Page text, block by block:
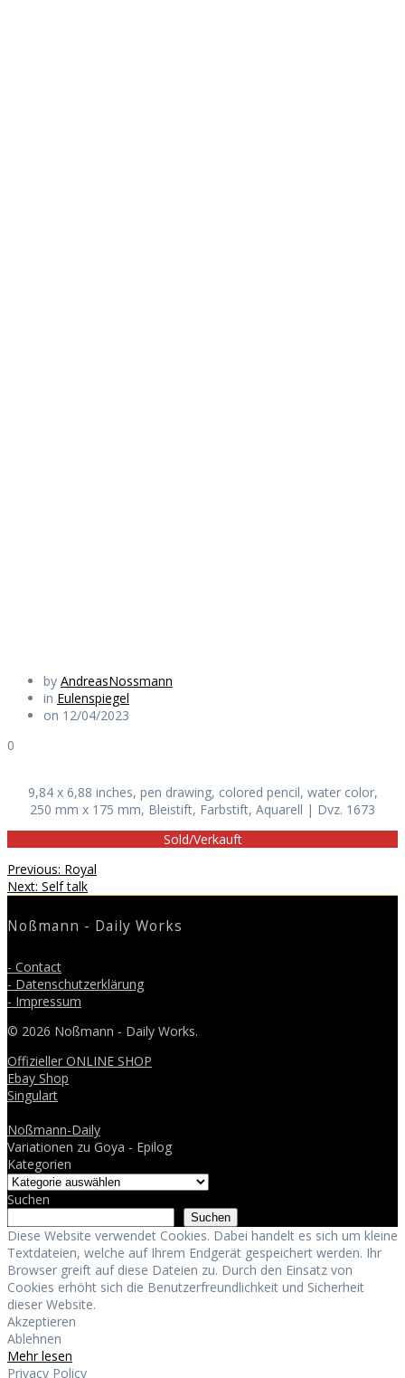
by AndreasNossmann
in Eulenspiegel
on 12/04/2023
0
9,84 x 6,88 inches, pen drawing, colored pencil, water color,
250 mm x 175 mm, Bleistift, Farbstift, Aquarell | Dvz. 1673
Sold/Verkauft
Beitragsnavigation
Previous: Previous
post:
Royal
Next: Next
Self talk
Noßmann - Daily Works
- Contact
- Datenschutzerklärung
- Impressum
© 2026 Noßmann - Daily Works.
Offizieller ONLINE SHOP
Ebay Shop
Singulart
Noßmann-Daily
Variationen zu Goya - Epilog
Kategorien
Suchen
Suchen
Diese Website verwendet Cookies. Dabei handelt es sich um kleine
Textdateien, welche auf Ihrem Endgerät gespeichert werden. Ihr
Browser greift auf diese Dateien zu. Durch den Einsatz von
Cookies erhöht sich die Benutzerfreundlichkeit und Sicherheit
dieser Website.
Akzeptieren
Ablehnen
Mehr lesen
Privacy Policy